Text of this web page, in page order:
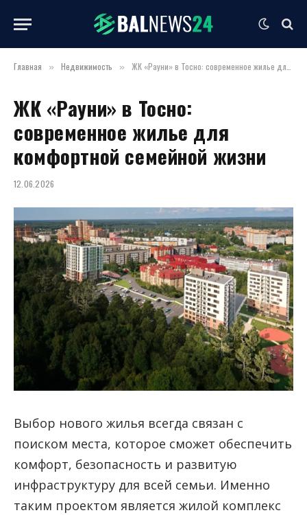
Главная » Недвижимость » ЖК «Рауни» в Тосно: современное жилье для комфортной семейной жизни
ЖК «Рауни» в Тосно:
современное жилье для
комфортной семейной жизни
12.06.2026
Выбор нового жилья всегда связан с
поиском места, которое сможет обеспечить
комфорт, безопасность и развитую
инфраструктуру для всей семьи. Именно
таким проектом является жилой комплекс